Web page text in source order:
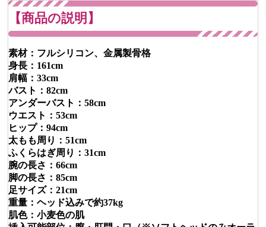
【商品の説明】
素材：フルシリコン、金属製骨格
身長：161cm
肩幅：33cm
バスト：82cm
アンダーバスト：58cm
ウエスト：53cm
ヒップ：94cm
太もも周り：51cm
ふくらはぎ周り：31cm
腕の長さ：66cm
脚の長さ：85cm
足サイズ：21cm
重量：ヘッド込みで約37kg
肌色：小麦色の肌